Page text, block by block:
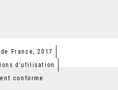
France, 2017
d'utilisation
conforme